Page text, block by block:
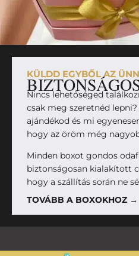
KÜLDD EGYBŐL AZ
Nincs lehetőséged
csak meg szeretnéd lepni?
ajándékod és mi
hogy az öröm még
Minden boxot gondos
biztonságosan kialakított
hogy a szállítás során ne
TOVÁBB A BOXOKHOZ →